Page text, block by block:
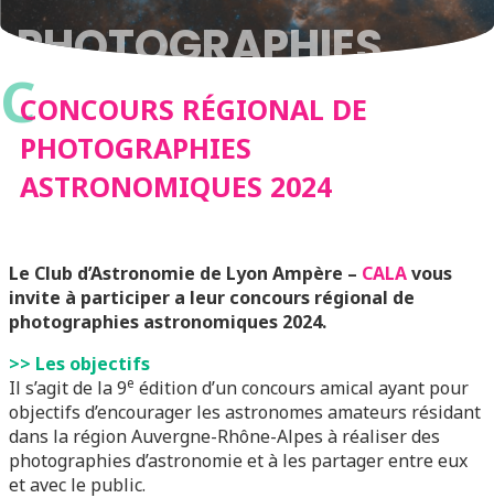
PHOTOGRAPHIES
ASTRONOMIQUES
2024
CCONCOURS RÉGIONAL DE
PHOTOGRAPHIES
ASTRONOMIQUES 2024
Le Club d’Astronomie de Lyon Ampère – CALAvous
invite à participer a leur concours régional de
photographies astronomiques 2024.
>> Les objectifs
Il s’agit de la 9e édition d’un concours amical ayant pour
objectifs d’encourager les astronomes amateurs résidant
dans la région Auvergne-Rhône-Alpes à réaliser des
photographies d’astronomie et à les partager entre eux
et avec le public.